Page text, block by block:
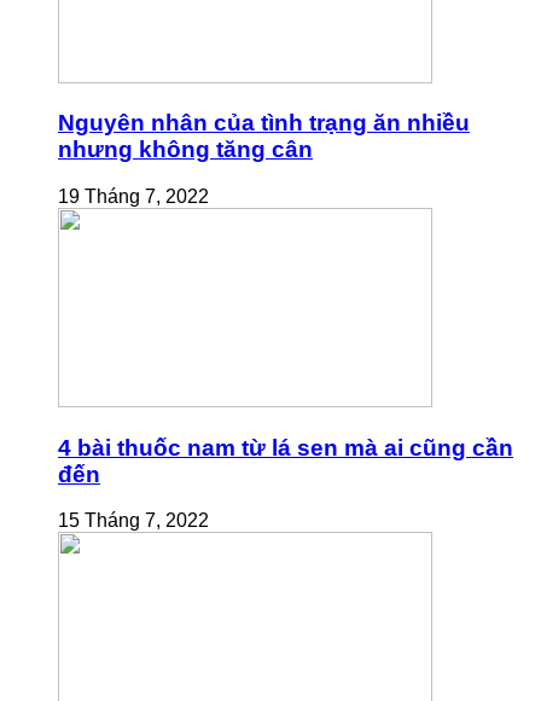
Nguyên nhân của tình trạng ăn nhiều
nhưng không tăng cân
19 Tháng 7, 2022
4 bài thuốc nam từ lá sen mà ai cũng cần
đến
15 Tháng 7, 2022